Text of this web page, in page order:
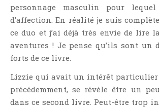
Roman Noir
Romance
Romance Contemporaine
Swaps Et Challenges
personnage masculin pour lequel
d’affection. En réalité je suis
ce duo et j’ai déjà très envie de lire
aventures ! Je pense qu’ils sont un
forts de ce livre.
Lizzie qui avait un intérêt particulier
précédemment, se révèle être un
dans ce second livre. Peut-être trop